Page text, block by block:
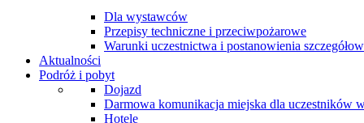
Dla wystawców
Przepisy techniczne i przeciwpożarowe
Warunki uczestnictwa i postanowienia
Aktualności
Podróż i pobyt
Dojazd
Darmowa komunikacja miejska dla uczestników
Hotele